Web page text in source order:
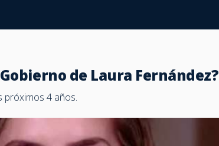
de Laura Fernández?
próximos 4 años.